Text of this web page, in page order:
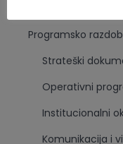
Programsko
Strateški
Operativni
Institucionalni
Komunikacija i